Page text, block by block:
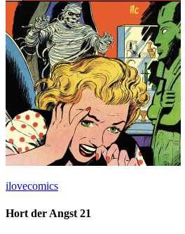
ilovecomics
Hort der Angst 21